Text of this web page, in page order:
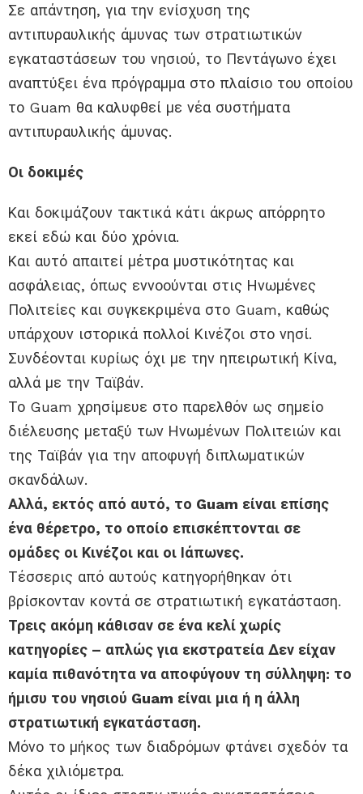
Σε απάντηση, για την ενίσχυση της
αντιπυραυλικής άμυνας των στρατιωτικών
εγκαταστάσεων του νησιού, το Πεντάγωνο έχει
αναπτύξει ένα πρόγραμμα στο πλαίσιο του οποίου
το Guam θα καλυφθεί με νέα συστήματα
αντιπυραυλικής άμυνας.
Οι δοκιμές
Και δοκιμάζουν τακτικά κάτι άκρως απόρρητο
εκεί εδώ και δύο χρόνια.
Και αυτό απαιτεί μέτρα μυστικότητας και
ασφάλειας, όπως εννοούνται στις Ηνωμένες
Πολιτείες και συγκεκριμένα στο Guam, καθώς
υπάρχουν ιστορικά πολλοί Κινέζοι στο νησί.
Συνδέονται κυρίως όχι με την ηπειρωτική Κίνα,
αλλά με την Ταϊβάν.
Το Guam χρησίμευε στο παρελθόν ως σημείο
διέλευσης μεταξύ των Ηνωμένων Πολιτειών και
της Ταϊβάν για την αποφυγή διπλωματικών
σκανδάλων.
Αλλά, εκτός από αυτό, το Guam είναι επίσης
ένα θέρετρο, το οποίο επισκέπτονται σε
ομάδες οι Κινέζοι και οι Ιάπωνες.
Τέσσερις από αυτούς κατηγορήθηκαν ότι
βρίσκονταν κοντά σε στρατιωτική εγκατάσταση.
Τρεις ακόμη κάθισαν σε ένα κελί χωρίς
κατηγορίες – απλώς για εκστρατεία Δεν είχαν
καμία πιθανότητα να αποφύγουν τη σύλληψη: το
ήμισυ του νησιού Guam είναι μια ή η άλλη
στρατιωτική εγκατάσταση.
Μόνο το μήκος των διαδρόμων φτάνει σχεδόν τα
δέκα χιλιόμετρα.